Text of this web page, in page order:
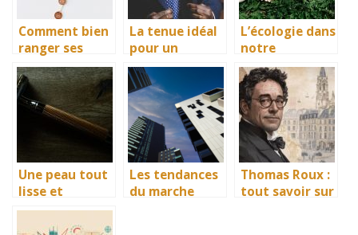
Comment bien
ranger ses
accessoires ?
La tenue idéal
pour un
mariage pour
un homme
L’écologie dans
notre
quotidien
Une peau tout
lisse et
immaculée,
avec l’épilation
Les tendances
du marche
Thomas Roux :
tout savoir sur